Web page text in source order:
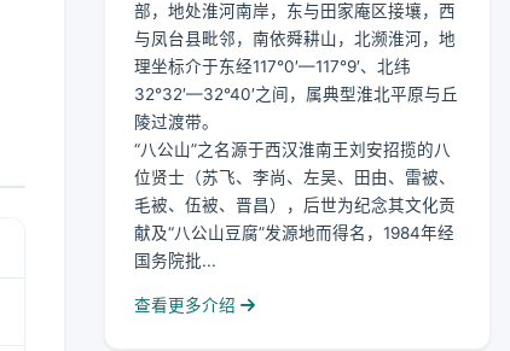
部，地处淮河南岸，东与田家庵区接壤，西
与凤台县毗邻，南依舜耕山，北濒淮河，地
理坐标介于东经117°0′—117°9′、北纬
32°32′—32°40′之间，属典型淮北平原与丘
陵过渡带。
“八公山”之名源于西汉淮南王刘安招揽的八
位贤士（苏飞、李尚、左吴、田由、雷被、
毛被、伍被、晋昌），后世为纪念其文化贡
献及“八公山豆腐”发源地而得名，1984年经
国务院批...
查看更多介绍